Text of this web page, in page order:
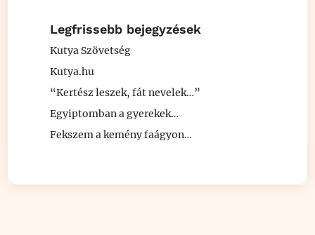
Legfrissebb bejegyzések
Kutya Szövetség
Kutya.hu
“Kertész leszek, fát nevelek…”
Egyiptomban a gyerekek…
Fekszem a kemény faágyon…